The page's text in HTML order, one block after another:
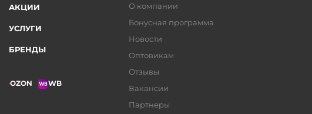
АКЦИИ
УСЛУГИ
БРЕНДЫ
OZON WB
О компании
Бонусная программа
Новости
Оптовикам
Отзывы
Вакансии
Партнеры